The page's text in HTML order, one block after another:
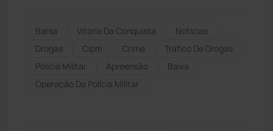
Bahia Vitória Da Conquista
Notícias
Drogas
Cipm Crime
Tráfico De Drogas
Polícia Militar
Apreensão
Baixa
Operação Da Polícia Militar